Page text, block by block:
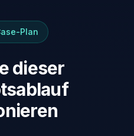
Plan
dieser